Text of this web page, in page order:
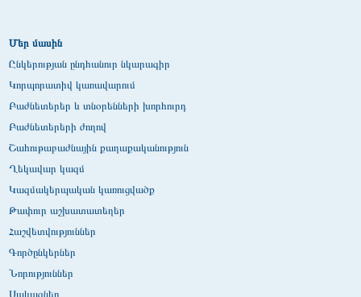
Մեր մասին
Ընկերության ընդհանուր նկարագիր
Կորպորատիվ կառավարում
Բաժնետերեր և տնօրենների խորհուրդ
Բաժնետերերի ժողով
Շահութաբաժնային քաղաքականություն
Ղեկավար կազմ
Կազմակերպական կառուցվածք
Թափուր աշխատատեղեր
Հաշվետվություններ
Գործընկերներ
Նորություններ
Սակագներ